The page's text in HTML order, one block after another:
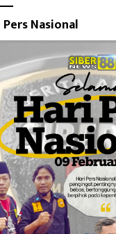
Nasional